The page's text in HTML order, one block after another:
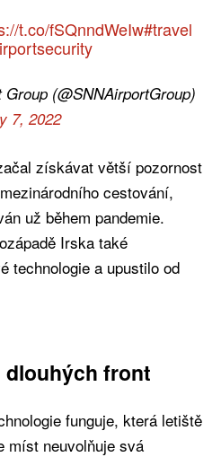
t.co/fSQnndWeIw#travel
(@SNNAirportGroup)
7, 2022
získávat větší pozornost
cestování,
už během pandemie.
Irska také
technologie a upustilo od
dlouhých front
funguje, která letiště
neuvolňuje svá